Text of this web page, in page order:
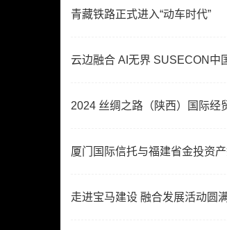
青藏铁路正式进入“动车时代”
云边融合 AI无界 SUSECON中
2024 丝绸之路（陕西）国际经
厦门国际信托与福建省金投资
走进宝马建设 融合发展活动圆